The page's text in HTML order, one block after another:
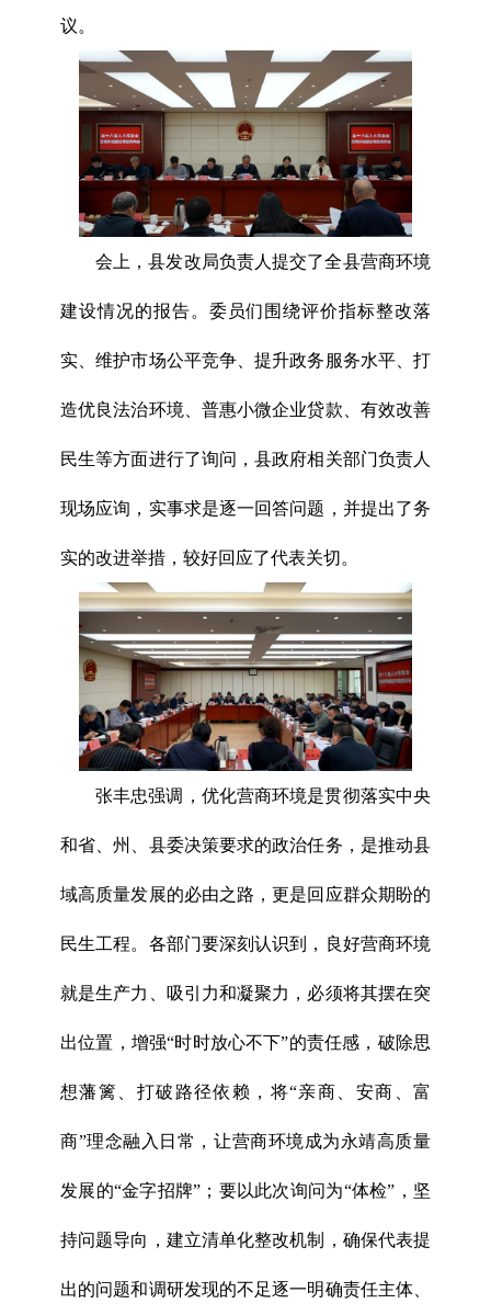
议。
会上，县发改局负责人提交了全县营商环境
建设情况的报告。委员们围绕评价指标整改落
实、维护市场公平竞争、提升政务服务水平、打
造优良法治环境、普惠小微企业贷款、有效改善
民生等方面进行了询问，县政府相关部门负责人
现场应询，实事求是逐一回答问题，并提出了务
实的改进举措，较好回应了代表关切。
张丰忠强调，优化营商环境是贯彻落实中央
和省、州、县委决策要求的政治任务，是推动县
域高质量发展的必由之路，更是回应群众期盼的
民生工程。各部门要深刻认识到，良好营商环境
就是生产力、吸引力和凝聚力，必须将其摆在突
出位置，增强“时时放心不下”的责任感，破除思
想藩篱、打破路径依赖，将“亲商、安商、富
商”理念融入日常，让营商环境成为永靖高质量
发展的“金字招牌”；要以此次询问为“体检”，坚
持问题导向，建立清单化整改机制，确保代表提
出的问题和调研发现的不足逐一明确责任主体、